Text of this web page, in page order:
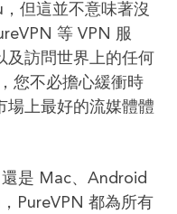
但這並不意味著沒
等 VPN 服
及訪問世界上的任何
您不必擔心緩衝時
場上最好的流媒體體
是 Mac、Android
PureVPN 都為所有